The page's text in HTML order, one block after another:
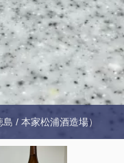
島 / 本家松浦酒造場）